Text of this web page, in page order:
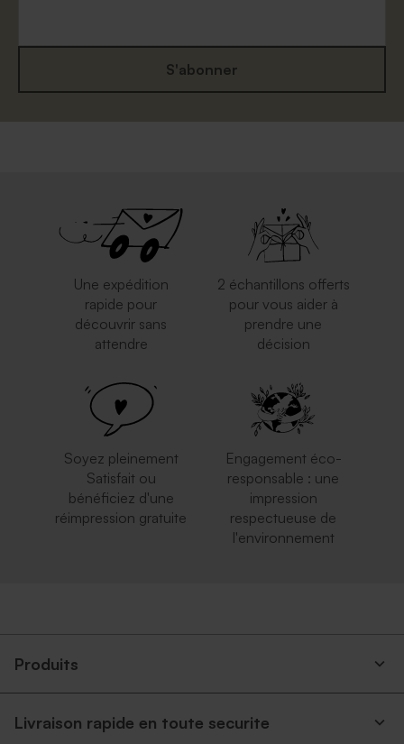
S'abonner
Une expédition
rapide pour
découvrir sans
attendre
2 échantillons offerts
pour vous aider à
prendre une
décision
Soyez pleinement
Satisfait ou
bénéficiez d'une
réimpression gratuite
Engagement éco-
responsable : une
impression
respectueuse de
l'environnement
Produits
Livraison rapide en toute securite